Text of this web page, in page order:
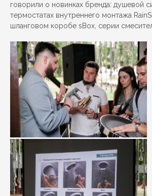
говорили о новинках бренда: душевой
термостатах внутреннего монтажа
шланговом коробе sBox, серии